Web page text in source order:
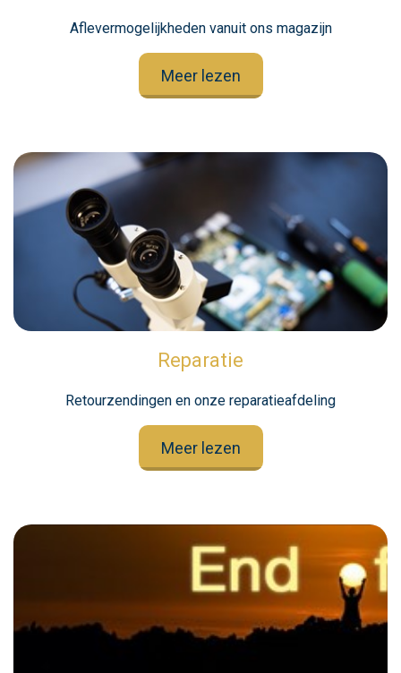
Aflevermogelijkheden vanuit ons magazijn
Meer lezen
Reparatie
Retourzendingen en onze reparatieafdeling
Meer lezen